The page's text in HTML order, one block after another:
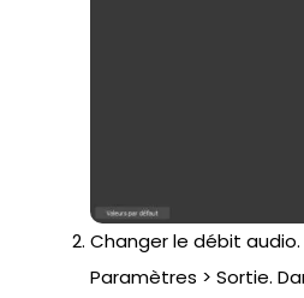
Changer le débit audio.
Paramètres > Sortie.